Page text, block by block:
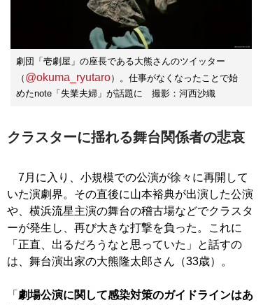
劇団「壱劇屋」の座長である大熊さんのツイッター
（ @okuma_ryutaro）。仕事がなくなったことで始
めたnote「失業夫婦」が話題に 撮影：河西沙織
クラスターに揺れる舞台関係者の悲哀
7月に入り、小規模での公演が徐々に再開して
いた演劇界。その直後に山本裕典が出演した公演
や、横浜流星主演の舞台の稽古場などでクラスタ
ーが発生し、再び大きな打撃を負った。これに
「正直、出るだろうなと思っていた」と話すの
は、舞台演出家の大熊隆太郎さん（33歳）。
「 劇場公演に関して感染対策のガイドラインはあ